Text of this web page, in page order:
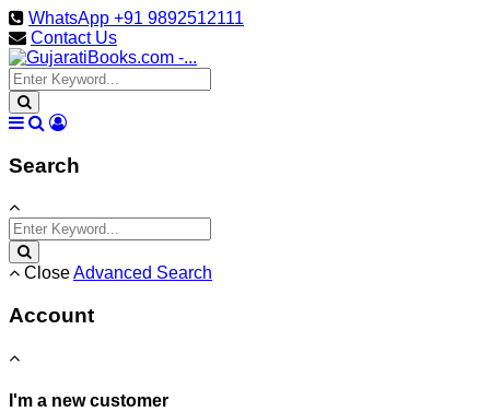
WhatsApp +91 9892512111
Contact Us
Search
CloseAdvanced Search
Account
I'm a new customer